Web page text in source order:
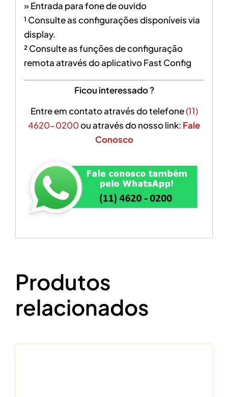
» Entrada para fone de ouvido
¹ Consulte as configurações disponíveis via
display.
² Consulte as funções de configuração
remota através do aplicativo Fast Config
Ficou interessado ?
Entre em contato através do telefone(11)
4620-0200ou através do nosso link: Fale
Conosco
Produtos
relacionados